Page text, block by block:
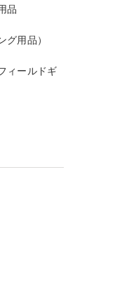
品
グ用品）
ィールドギ